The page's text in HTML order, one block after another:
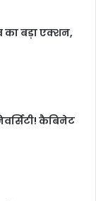
का बड़ा एक्शन,
कैबिनेट